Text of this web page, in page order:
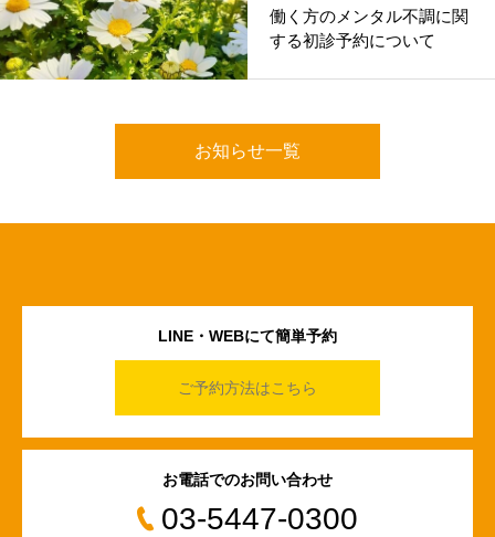
働く方のメンタル不調に関
する初診予約について
お知らせ一覧
LINE・WEBにて簡単予約
ご予約方法はこちら
お電話でのお問い合わせ
03-5447-0300